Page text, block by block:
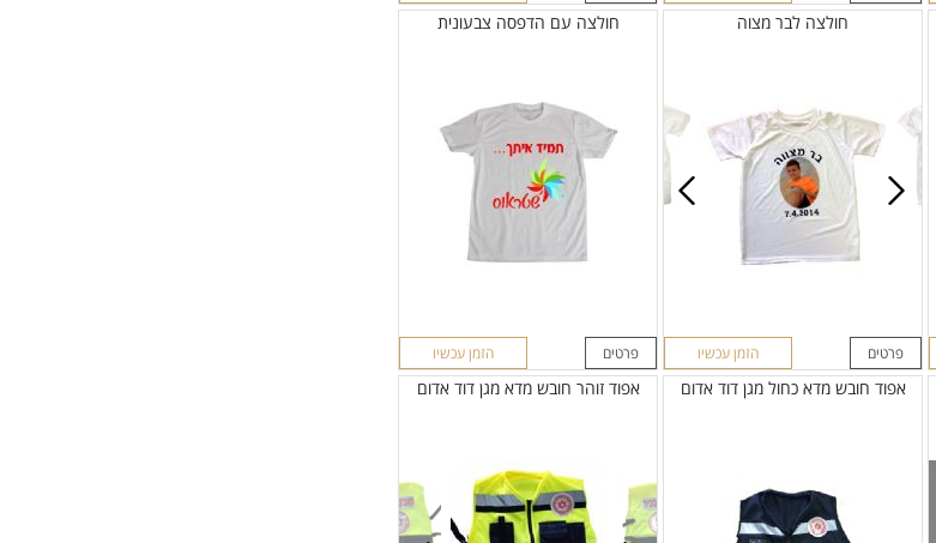
חולצה לבר מצוה
פרטים הזמן עכשיו
חולצה עם הדפסה צבעונית
פרטים הזמן עכשיו
אפוד חובש מדא כחול מגן דוד אדום אפוד זוהר חובש מדא מגן דוד אדום